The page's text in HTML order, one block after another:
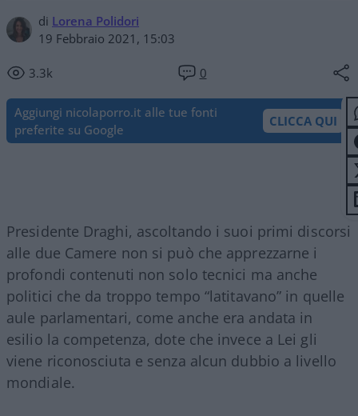
di Lorena Polidori
19 Febbraio 2021, 15:03
3.3k 0
Aggiungi nicolaporro.it alle tue fonti
preferite su Google
CLICCA QUI
Presidente Draghi, ascoltando i suoi primi discorsi
alle due Camere non si può che apprezzarne i
profondi contenuti non solo tecnici ma anche
politici che da troppo tempo “latitavano” in quelle
aule parlamentari, come anche era andata in
esilio la competenza, dote che invece a Lei gli
viene riconosciuta e senza alcun dubbio a livello
mondiale.